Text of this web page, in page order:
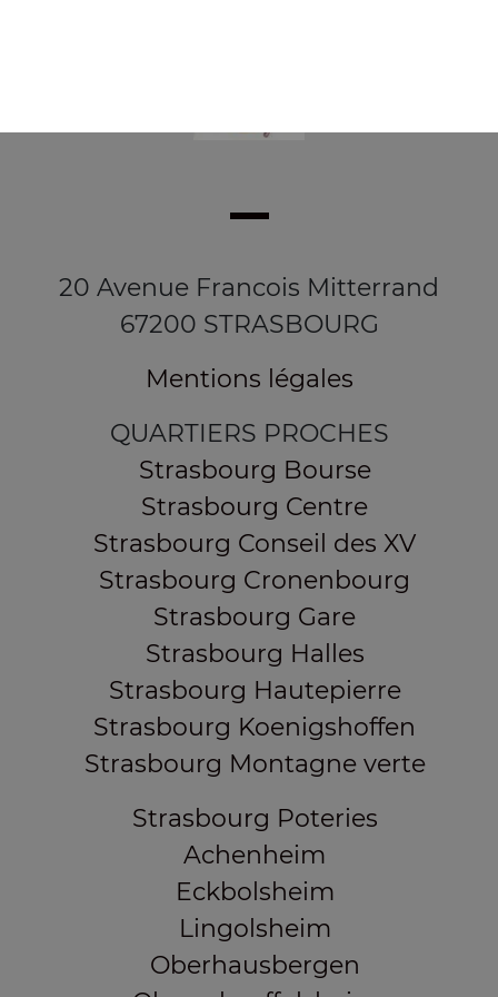
20 Avenue Francois Mitterrand
67200 STRASBOURG
Mentions légales
QUARTIERS PROCHES
Strasbourg Bourse
Strasbourg Centre
Strasbourg Conseil des XV
Strasbourg Cronenbourg
Strasbourg Gare
Strasbourg Halles
Strasbourg Hautepierre
Strasbourg Koenigshoffen
Strasbourg Montagne verte
Strasbourg Poteries
Achenheim
Eckbolsheim
Lingolsheim
Oberhausbergen